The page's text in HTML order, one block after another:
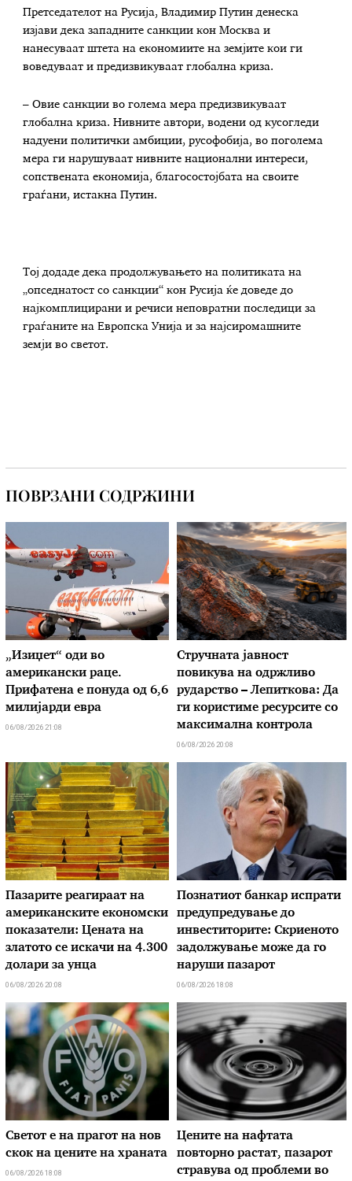
Претседателот на Русија, Владимир Путин денеска
изјави дека западните санкции кон Москва и
нанесуваат штета на економиите на земјите кои ги
воведуваат и предизвикуваат глобална криза.
– Овие санкции во голема мера предизвикуваат
глобална криза. Нивните автори, водени од кусогледи
надуени политички амбиции, русофобија, во поголема
мера ги нарушуваат нивните национални интереси,
сопствената економија, благосостојбата на своите
граѓани, истакна Путин.
Тој додаде дека продолжувањето на политиката на
„опседнатост со санкции“ кон Русија ќе доведе до
најкомплицирани и речиси неповратни последици за
граѓаните на Европска Унија и за најсиромашните
земји во светот.
ПОВРЗАНИ СОДРЖИНИ
„Изиџет“ оди во
американски раце.
Прифатена е понуда од 6,6
милијарди евра
06/08/2026 21:08
Стручната јавност
повикува на одржливо
рударство – Лепиткова: Да
ги користиме ресурсите со
максимална контрола
06/08/2026 20:08
Пазарите реагираат на
американските економски
показатели: Цената на
златото се искачи на 4.300
долари за унца
06/08/2026 20:08
Познатиот банкар испрати
предупредување до
инвеститорите: Скриеното
задолжување може да го
наруши пазарот
06/08/2026 18:08
Светот е на прагот на нов
скок на цените на храната
06/08/2026 18:08
Цените на нафтата
повторно растат, пазарот
стравува од проблеми во